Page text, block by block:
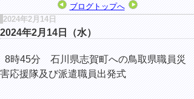
ブログトップへ
2024年2月14日
2024年2月14日（水）
8時45分 石川県志賀町への鳥取県職員災
害応援隊及び派遣職員出発式